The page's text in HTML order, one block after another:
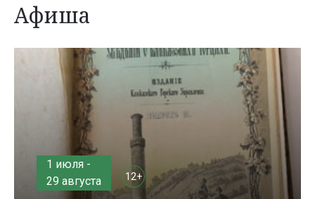
Афиша
1 июля -
29 августа
12+